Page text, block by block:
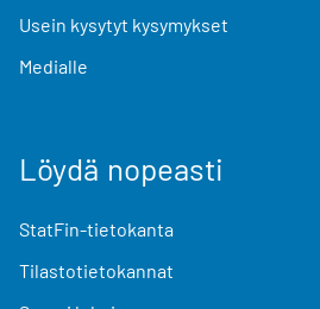
Usein kysytyt kysymykset
Medialle
Löydä nopeasti
StatFin-tietokanta
Tilastotietokannat